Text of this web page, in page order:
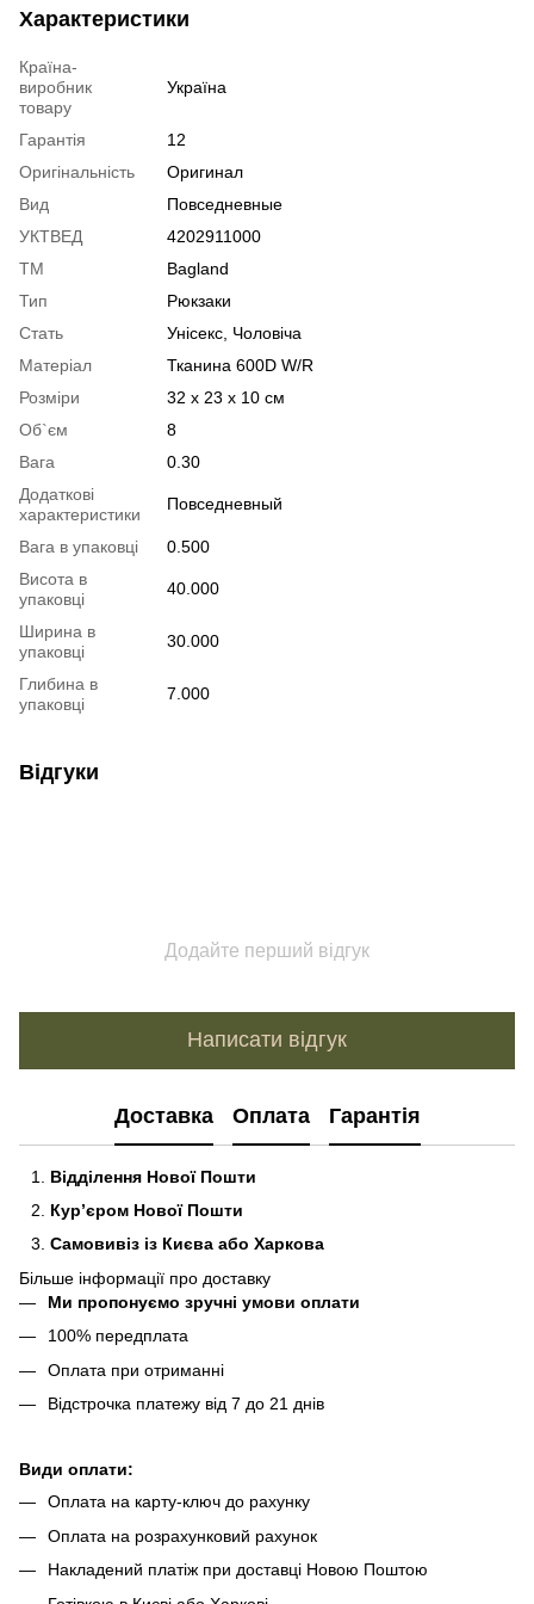
Характеристики
Країна-
виробник
товару
Україна
Гарантія
12
Оригінальність
Оригинал
Вид
Повседневные
УКТВЕД
4202911000
ТМ
Bagland
Тип
Рюкзаки
Стать
Унісекс, Чоловіча
Матеріал
Тканина 600D W/R
Розміри
32 x 23 x 10 см
Об`єм
8
Вага
0.30
Додаткові
характеристики
Повседневный
Вага в упаковці
0.500
Висота в
упаковці
40.000
Ширина в
упаковці
30.000
Глибина в
упаковці
7.000
Відгуки
Додайте перший відгук
Написати відгук
Доставка Оплата Гарантія
Відділення Нової Пошти
Кур’єром Нової Пошти
Самовивіз із Києва або Харкова
Більше інформації про доставку
Ми пропонуємо зручні умови оплати
100% передплата
Оплата при отриманні
Відстрочка платежу від 7 до 21 днів
Види оплати:
Оплата на карту-ключ до рахунку
Оплата на розрахунковий рахунок
Накладений платіж при доставці Новою Поштою